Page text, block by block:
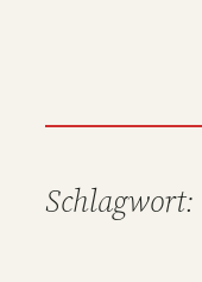
Schlagwort: